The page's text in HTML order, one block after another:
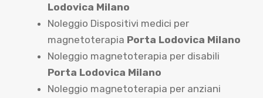
Lodovica Milano
Noleggio Dispositivi medici per
magnetoterapia Porta Lodovica Milano
Noleggio magnetoterapia per disabili
Porta Lodovica Milano
Noleggio magnetoterapia per anziani